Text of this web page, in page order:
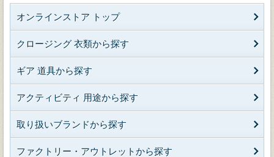
オンラインストア トップ
クロージング 衣類から探す
ギア 道具から探す
アクティビティ 用途から探す
取り扱いブランドから探す
ファクトリー・アウトレットから探す